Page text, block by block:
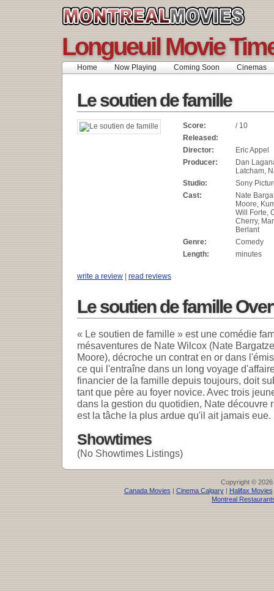
Longueuil Movie
Home Now Playing Coming Soon Cinemas
Le soutien de famille
Score:
/ 10
Released:
Director:
Eric Appel
Producer:
Dan
Latcham,
Studio:
Sony
Cast:
Nate
Moore,
Will Forte,
Cherry,
Berlant
Genre:
Comedy
Length:
minutes
write a review | read reviews
Le soutien de famille
« Le soutien de famille » est une comédie
mésaventures de Nate Wilcox (Nate
Moore), décroche un contrat en or dans
ce qui l'entraîne dans un long voyage
financier de la famille depuis toujours, doit
tant que père au foyer novice. Avec trois
dans la gestion du quotidien, Nate découvre
est la tâche la plus ardue qu'il ait jamais eue.
Showtimes
(No Showtimes Listings)
Copyright © 2026
Canada Movies | Cinema Calgary| Halifax Movies
Montreal